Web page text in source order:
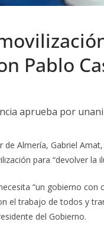
Pablo
aprueba por
de Almería, Gabriel
para “devolver la
“un gobierno
el trabajo de todos y
del Gobierno.